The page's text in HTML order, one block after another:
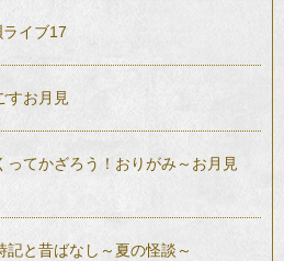
イブ17
すお月見
ってかざろう！おりがみ～お月見
と昔ばなし～夏の怪談～